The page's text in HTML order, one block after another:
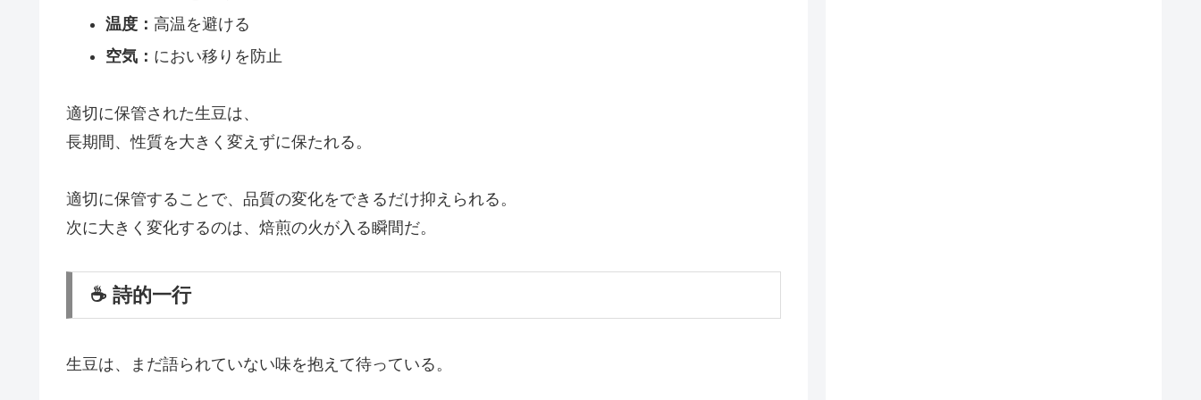
温度： 高温を避ける
空気： におい移りを防止
適切に保管された生豆は、
長期間、性質を大きく変えずに保たれる。
適切に保管することで、品質の変化をできるだけ抑えられる。
次に大きく変化するのは、焙煎の火が入る瞬間だ。
☕ 詩的一行
生豆は、まだ語られていない味を抱えて待っている。